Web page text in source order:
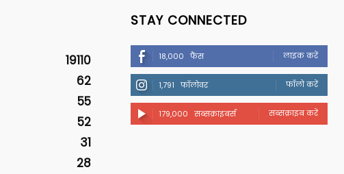
19110
62
55
52
31
28
STAY CONNECTED
18,000 फैंस लाइक करें
1,791 फॉलोवर फॉलो करें
179,000 सब्सक्राइबर्स सब्सक्राइब करें